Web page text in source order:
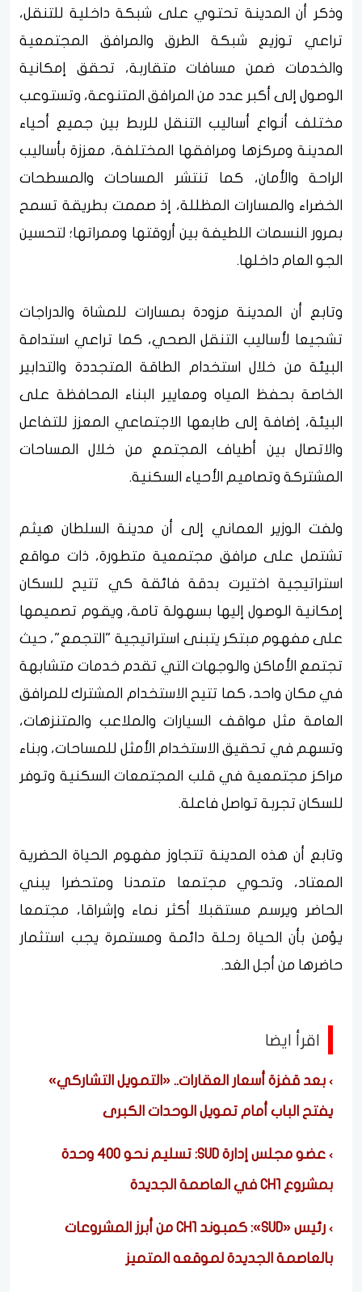
وذكر أن المدينة تحتوي على شبكة داخلية للتنقل،
تراعي توزيع شبكة الطرق والمرافق المجتمعية
والخدمات ضمن مسافات متقاربة، تحقق إمكانية
الوصول إلى أكبر عدد من المرافق المتنوعة، وتستوعب
مختلف أنواع أساليب التنقل للربط بين جميع أحياء
المدينة ومركزها ومرافقها المختلفة، معززة بأساليب
الراحة والأمان، كما تنتشر المساحات والمسطحات
الخضراء والمسارات المظللة، إذ صممت بطريقة تسمح
بمرور النسمات اللطيفة بين أروقتها وممراتها؛ لتحسين
الجو العام داخلها.
وتابع أن المدينة مزودة بمسارات للمشاة والدراجات
تشجيعا لأساليب التنقل الصحي، كما تراعي استدامة
البيئة من خلال استخدام الطاقة المتجددة والتدابير
الخاصة بحفظ المياه ومعايير البناء المحافظة على
البيئة، إضافة إلى طابعها الاجتماعي المعزز للتفاعل
والاتصال بين أطياف المجتمع من خلال المساحات
المشتركة وتصاميم الأحياء السكنية.
ولفت الوزير العماني إلى أن مدينة السلطان هيثم
تشتمل على مرافق مجتمعية متطورة، ذات مواقع
استراتيجية اختيرت بدقة فائقة كي تتيح للسكان
إمكانية الوصول إليها بسهولة تامة، ويقوم تصميمها
على مفهوم مبتكر يتبنى استراتيجية "التجمع"، حيث
تجتمع الأماكن والوجهات التي تقدم خدمات متشابهة
في مكان واحد، كما تتيح الاستخدام المشترك للمرافق
العامة مثل مواقف السيارات والملاعب والمتنزهات،
وتسهم في تحقيق الاستخدام الأمثل للمساحات، وبناء
مراكز مجتمعية في قلب المجتمعات السكنية وتوفر
للسكان تجربة تواصل فاعلة.
وتابع أن هذه المدينة تتجاوز مفهوم الحياة الحضرية
المعتاد، وتحوي مجتمعا متمدنا ومتحضرا يبني
الحاضر ويرسم مستقبلا أكثر نماء وإشراقا، مجتمعا
يؤمن بأن الحياة رحلة دائمة ومستمرة يجب استثمار
حاضرها من أجل الغد.
اقرأ ايضا
بعد قفزة أسعار العقارات.. «التمويل التشاركي»
يفتح الباب أمام تمويل الوحدات الكبرى
عضو مجلس إدارة SUD: تسليم نحو 400 وحدة
بمشروع CH1 في العاصمة الجديدة
رئيس «SUD»: كمبوند CH1 من أبرز المشروعات
بالعاصمة الجديدة لموقعه المتميز